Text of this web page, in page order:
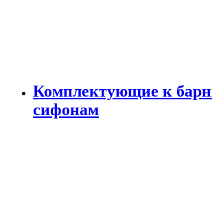
Комплектующие к
сифонам